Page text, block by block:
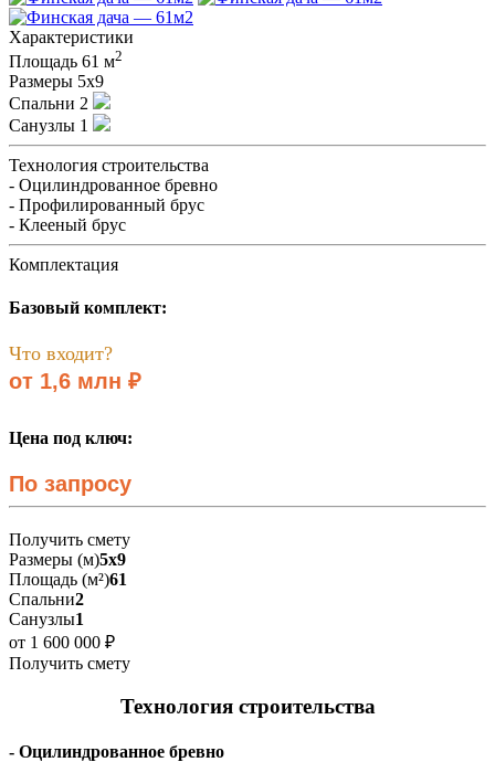
Характеристики
Площадь 61 м2
Размеры 5х9
Спальни 2
Санузлы 1
Технология строительства
- Оцилиндрованное бревно
- Профилированный брус
- Клееный брус
Комплектация
Базовый комплект:
Что входит?
от 1,6 млн ₽
Цена под ключ:
По запросу
Получить смету
Размеры (м)5х9
Площадь (м²)61
Спальни2
Санузлы1
от 1 600 000 ₽
Получить смету
Технология строительства
- Оцилиндрованное бревно